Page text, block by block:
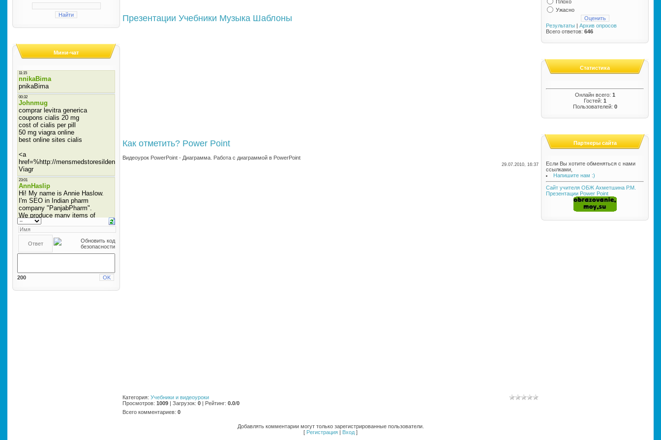
Мини-чат
200
Презентации Учебники Музыка Шаблоны
Как отметить? Power Point
Видеоурок PowerPoint - Диаграмма. Работа с диаграммой в PowerPoint
29.07.2010, 16:37
Категория: Учебники и видеоуроки
Просмотров: 1009 | Загрузок: 0 | Рейтинг: 0.0/0
Всего комментариев: 0
Добавлять комментарии могут только зарегистрированные пользователи.
[ Регистрация | Вход ]
Плохо
Ужасно
Результаты | Архив опросов
Всего ответов: 646
Статистика
Онлайн всего: 1
Гостей: 1
Пользователей: 0
Партнеры сайта
Если Вы хотите обменяться с нами
ссылками,
Напишите нам :)
Сайт учителя ОБЖ Ахметшина Р.М.
Презентации Power Point